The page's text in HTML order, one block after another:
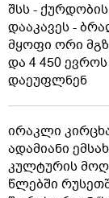
შსს -
დააკავეს -
მყოფი ორი
და 4 450
დაეუფლნენ
ირაკლი
ადამიანი
კულტურის
წლებში